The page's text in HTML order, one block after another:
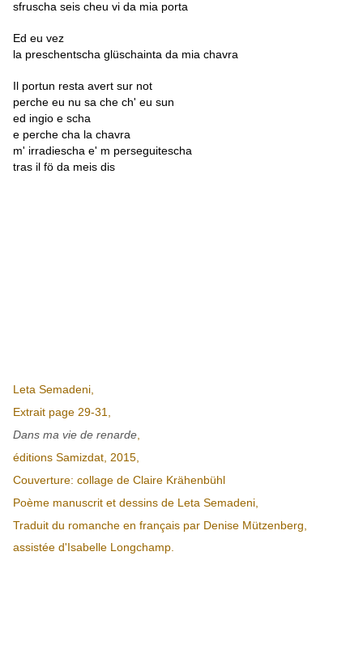
sfruscha seis cheu vi da mia porta
Ed eu vez
la preschentscha glüschainta da mia chavra
Il portun resta avert sur not
perche eu nu sa che ch' eu sun
ed ingio e scha
e perche cha la chavra
m' irradiescha e' m perseguitescha
tras il fö da meis dis
Leta Semadeni,
Extrait page 29-31,
Dans ma vie de renarde
éditions Samizdat, 2015,
Couverture: collage de Claire Krähenbühl
Poème manuscrit et dessins de Leta Semadeni,
Traduit du romanche en français par Denise Mützenberg,
assistée d'Isabelle Longchamp.